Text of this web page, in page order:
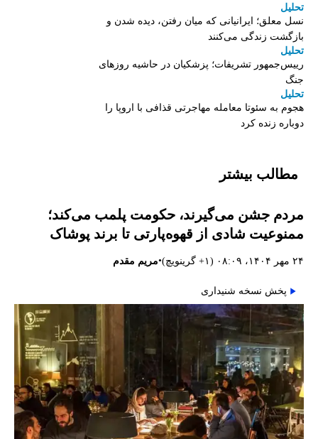
تحلیل
نسل معلق؛ ایرانیانی که میان رفتن، دیده شدن و
بازگشت زندگی می‌کنند
تحلیل
رییس‌جمهور تشریفات؛ پزشکیان در حاشیه روزهای
جنگ
تحلیل
هجوم به سئوتا معامله مهاجرتی قذافی با اروپا را
دوباره زنده کرد
مطالب بیشتر
مردم جشن می‌گیرند، حکومت پلمب می‌کند؛
ممنوعیت شادی از قهوه‌پارتی تا برند پوشاک
۲۴ مهر ۱۴۰۴، ۰۸:۰۹ (‎+۱ گرینویچ) •مریم مقدم
پخش نسخه شنیداری